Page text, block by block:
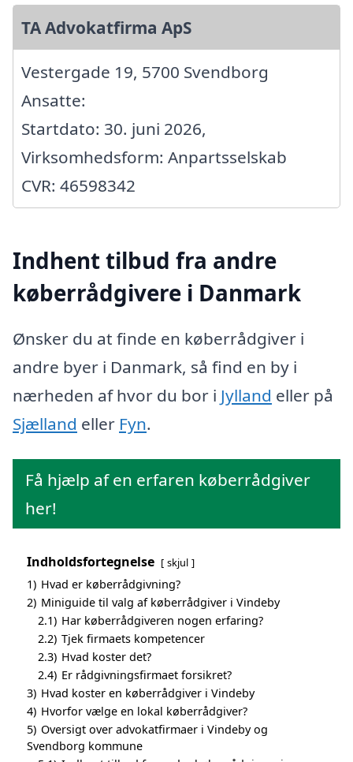
TA Advokatfirma ApS
Vestergade 19, 5700 Svendborg
Ansatte:
Startdato: 30. juni 2026,
Virksomhedsform: Anpartsselskab
CVR: 46598342
Indhent tilbud fra andre
køberrådgivere i Danmark
Ønsker du at finde en køberrådgiver i
andre byer i Danmark, så find en by i
nærheden af hvor du bor i Jylland eller på
Sjælland eller Fyn.
Få hjælp af en erfaren køberrådgiver
her!
Indholdsfortegnelse skjul
1) Hvad er køberrådgivning?
2) Miniguide til valg af køberrådgiver i Vindeby
2.1) Har køberrådgiveren nogen erfaring?
2.2) Tjek firmaets kompetencer
2.3) Hvad koster det?
2.4) Er rådgivningsfirmaet forsikret?
3) Hvad koster en køberrådgiver i Vindeby
4) Hvorfor vælge en lokal køberrådgiver?
5) Oversigt over advokatfirmaer i Vindeby og
Svendborg kommune